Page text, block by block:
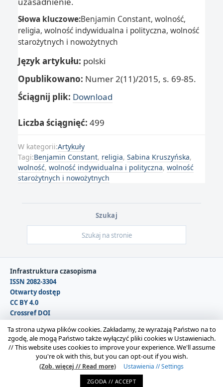
Słowa kluczowe:Benjamin Constant, wolność,
religia, wolność indywidualna i polityczna, wolność
starożytnych i nowożytnych
Język artykułu: polski
Opublikowano: Numer 2(11)/2015, s. 69-85.
Ściągnij plik: Download
Liczba ściągnięć: 499
W kategorii:Artykuły
Tagi:Benjamin Constant, religia, Sabina Kruszyńska,
wolność, wolność indywidualna i polityczna, wolność
starożytnych i nowożytnych
Szukaj
Infrastruktura czasopisma
ISSN 2082-3304
Otwarty dostęp
CC BY 4.0
Crossref DOI
Copyright © 2026 Polska Sekcja Międzynarodowego
Stowarzyszenia Filozofii Prawa i Filozofii Społecznej IVR |
Administrator strony:Karolina Gmerek
Ta strona używa plików cookies. Zakładamy, że wyrażają Państwo na to
zgodę, ale mogą Państwo także wyłączyć pliki cookies w Ustawieniach.
//This website uses cookies to improve your experience. We'll assume
you're ok with this, but you can opt-out if you wish.
(Zob. więcej // Read more) Ustawienia // Settings
ZGODA // ACCEPT